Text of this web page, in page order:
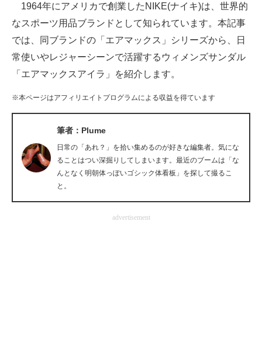
ITの今と未来を見通す
スマホと通信の最新トレンド
好きが集まる 比べて選べる
AI活用のいまが分かる
企業ITのトレンドを詳説
マーケ×ITの今がよく分かる
1964年にアメリカで創業したNIKE(ナイキ)は、世界的
なスポーツ用品ブランドとして知られています。本記事
では、同ブランドの「エアマックス」シリーズから、日
常使いやレジャーシーンで活躍するウィメンズサンダル
「エアマックスアイラ」を紹介します。
※本ページはアフィリエイトプログラムによる収益を得ています
筆者：Plume
日常の「あれ？」を拾い集めるのが好きな編集者。気にな
ることはつい深掘りしてしまいます。最近のブームは「な
んとなく明朝体っぽいゴシック体看板」を探して撮るこ
と。
advertisement